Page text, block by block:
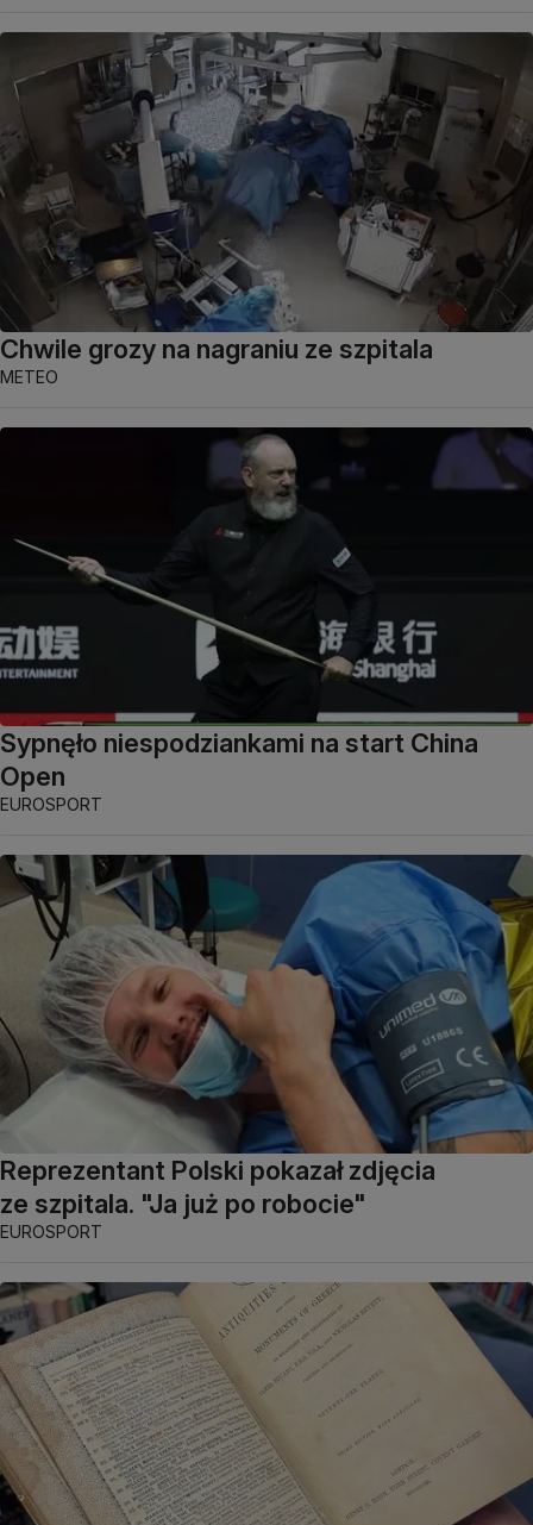
Chwile grozy na nagraniu ze szpitala
METEO
Sypnęło niespodziankami na start China
Open
EUROSPORT
Reprezentant Polski pokazał zdjęcia
ze szpitala. "Ja już po robocie"
EUROSPORT